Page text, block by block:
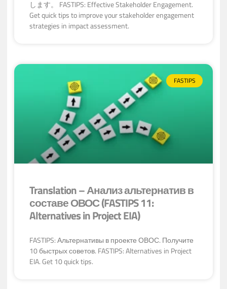
します。 FASTIPS: Effective Stakeholder Engagement.
Get quick tips to improve your stakeholder engagement
strategies in impact assessment.
FASTIPS
Translation – Анализ альтернатив в
составе ОВОС (FASTIPS 11:
Alternatives in Project EIA)
FASTIPS: Альтернативы в проекте ОВОС. Получите
10 быстрых советов. FASTIPS: Alternatives in Project
EIA. Get 10 quick tips.